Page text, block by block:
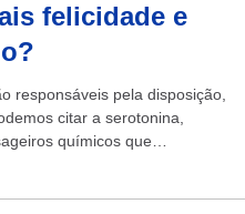
felicidade e
responsáveis pela disposição,
citar a serotonina,
químicos que